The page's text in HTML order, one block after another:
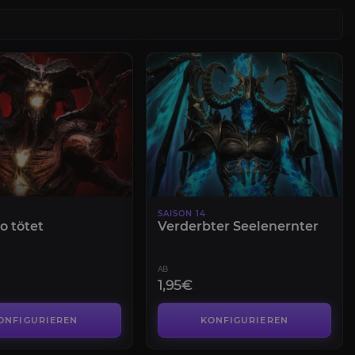
tötet
SAISON 14
Verderbter Seelenernter
AB
1,95€
KONFIGURIEREN